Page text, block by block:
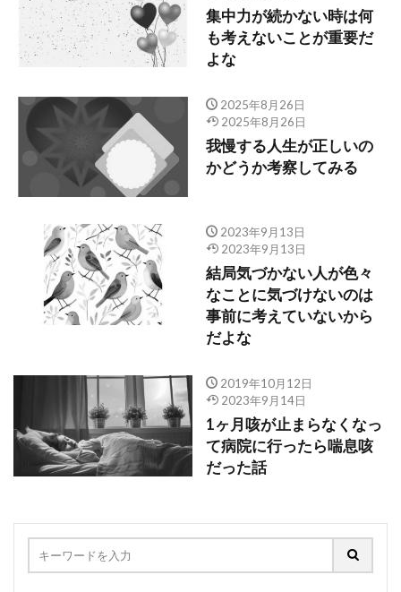
集中力が続かない時は何
も考えないことが重要だ
よな
2025年8月26日
2025年8月26日
我慢する人生が正しいの
かどうか考察してみる
2023年9月13日
2023年9月13日
結局気づかない人が色々
なことに気づけないのは
事前に考えていないから
だよな
2019年10月12日
2023年9月14日
1ヶ月咳が止まらなくなっ
て病院に行ったら喘息咳
だった話